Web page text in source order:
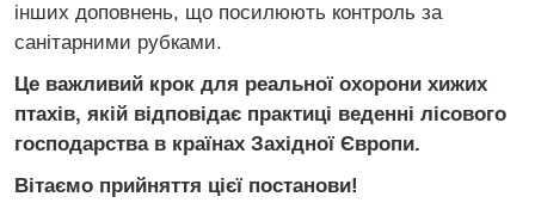
інших доповнень, що посилюють контроль за
санітарними рубками.
Це важливий крок для реальної охорони хижих
птахів, якій відповідає практиці веденні лісового
господарства в країнах Західної Європи.
Вітаємо прийняття цієї постанови!